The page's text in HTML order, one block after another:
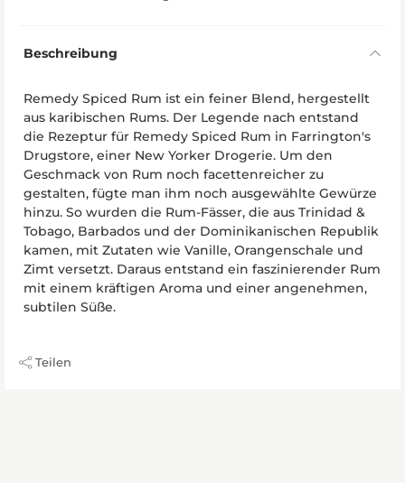
Beschreibung
Remedy Spiced Rum ist ein feiner Blend, hergestellt
aus karibischen Rums. Der Legende nach entstand
die Rezeptur für Remedy Spiced Rum in Farrington's
Drugstore, einer New Yorker Drogerie. Um den
Geschmack von Rum noch facettenreicher zu
gestalten, fügte man ihm noch ausgewählte Gewürze
hinzu. So wurden die Rum-Fässer, die aus Trinidad &
Tobago, Barbados und der Dominikanischen Republik
kamen, mit Zutaten wie Vanille, Orangenschale und
Zimt versetzt. Daraus entstand ein faszinierender Rum
mit einem kräftigen Aroma und einer angenehmen,
subtilen Süße.
Teilen